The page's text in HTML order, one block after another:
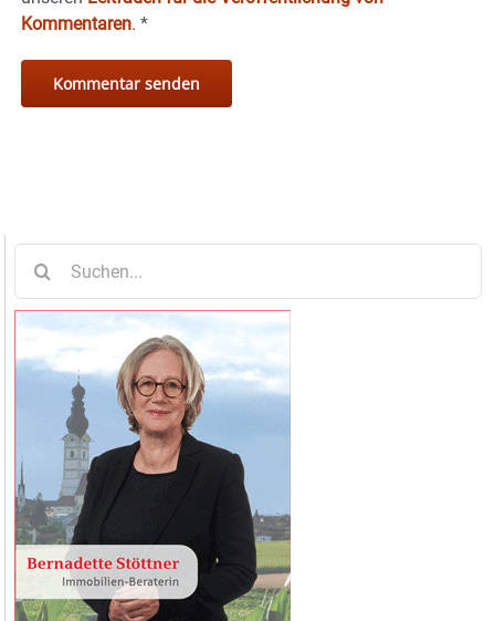
Kommentaren. *
nach: